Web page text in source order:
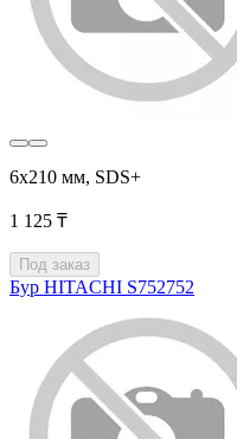
6x210 мм, SDS+
1 125 ₸
Под заказ
Бур HITACHI S752752